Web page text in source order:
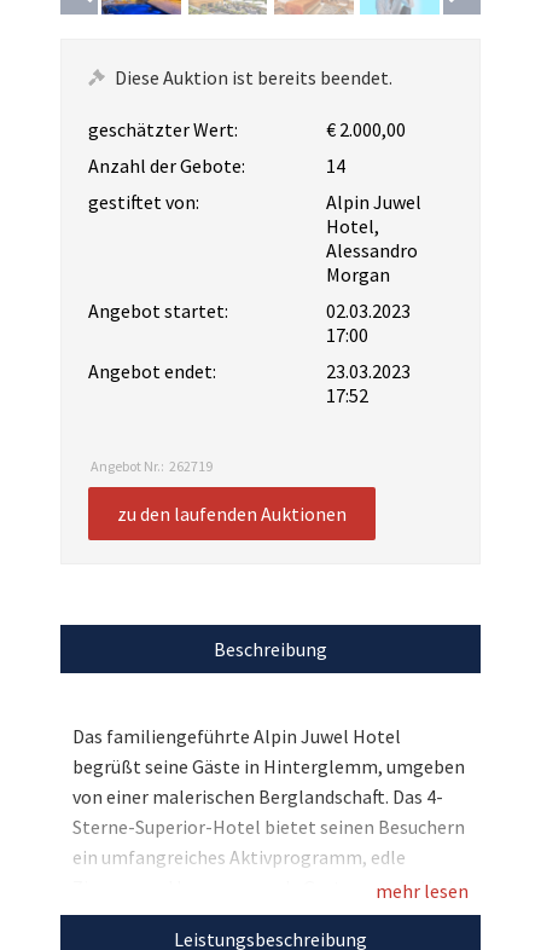
Diese Auktion ist bereits beendet.
geschätzter Wert:
€ 2.000,00
Anzahl der Gebote:
14
gestiftet von:
Alpin Juwel
Hotel,
Alessandro
Morgan
Angebot startet:
02.03.2023
17:00
Angebot endet:
23.03.2023
17:52
Angebot Nr.: 262719
zu den laufenden Auktionen
Beschreibung
Das familiengeführte Alpin Juwel Hotel
begrüßt seine Gäste in Hinterglemm, umgeben
von einer malerischen Berglandschaft. Das 4-
Sterne-Superior-Hotel bietet seinen Besuchern
ein umfangreiches Aktivprogramm, edle
Zimmer und herausragende Gastronomie. Und
für Sie haben wir eine kleine Oster-Auszeit im
mehr lesen
Leistungsbeschreibung